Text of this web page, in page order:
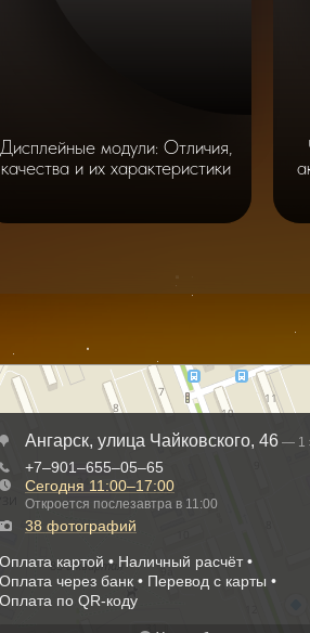
Дисплейные модули: Отличия,
качества и их характеристики